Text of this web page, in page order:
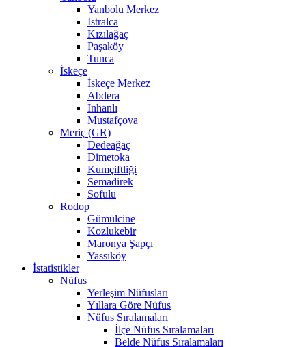
Yanbolu Merkez
Istralca
Kızılağaç
Paşaköy
Tunca
İskeçe
İskeçe Merkez
Abdera
İnhanlı
Mustafçova
Meriç (GR)
Dedeağaç
Dimetoka
Kumçiftliği
Semadirek
Sofulu
Rodop
Gümülcine
Kozlukebir
Maronya Şapçı
Yassıköy
İstatistikler
Nüfus
Yerleşim Nüfusları
Yıllara Göre Nüfus
Nüfus Sıralamaları
İlçe Nüfus Sıralamaları
Belde Nüfus Sıralamaları